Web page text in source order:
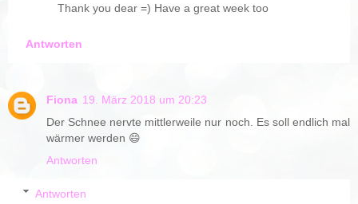
Thank you dear =) Have a great week too
Antworten
Fiona 19. März 2018 um 20:23
Der Schnee nervte mittlerweile nur noch. Es soll endlich mal
wärmer werden 😄
Antworten
Antworten